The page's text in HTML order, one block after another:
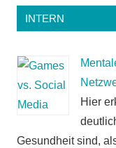
INTERN
Hier
Gesundheit sind,